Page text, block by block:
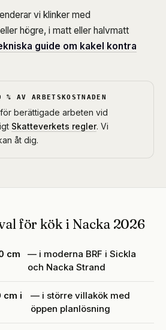
vi klinker med
högre, i matt eller halvmatt
guide om kakel kontra
AV ARBETSKOSTNADEN
berättigade arbeten vid
Skatteverkets regler. Vi
åt dig.
för kök i Nacka 2026
cm
— i moderna BRF i Sickla
och Nacka Strand
cm i
— i större villakök med
öppen planlösning